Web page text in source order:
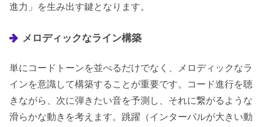
進力」を生み出す鍵となります。
メロディックなライン構築
単にコードトーンを並べるだけでなく、メロディックなラ
インを意識して構築することが重要です。コード進行を聴
きながら、次に弾きたい音を予測し、それに繋がるような
滑らかな動きを考えます。跳躍（インターバルが大きい動